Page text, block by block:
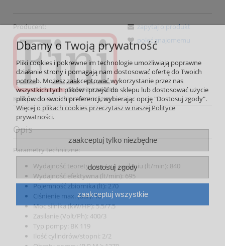
Producent:
Kod produktu: BRNY801FNM884
zapytaj o produkt
poleć znajomemu
Opis
Parametry techniczne:
Wydajność teoretyczna / na zasilaniu (lt/min): 840
Wydajność efektywna (lt/min): 695
Pojemność zbiornika (lt): 270
Ciśnienie max. (bar): 10
Moc silnika (kW/HP): 5.5/7.5
Zasilanie (Volt/Ph): 400/3
Typ pompy: BK 119
Ilość cylindrów/stopni: 2/2
Dbamy o Twoją prywatność
Pliki cookies i pokrewne im technologie umożliwiają poprawne
działanie strony i pomagają nam dostosować ofertę do Twoich
potrzeb. Możesz zaakceptować wykorzystanie przez nas
wszystkich tych plików i przejść do sklepu lub dostosować użycie
plików do swoich preferencji, wybierając opcję "Dostosuj zgody".
Więcej o plikach cookies przeczytasz w naszej Polityce
prywatności.
zaakceptuj tylko niezbędne
dostosuj zgody
zaakceptuj wszystkie